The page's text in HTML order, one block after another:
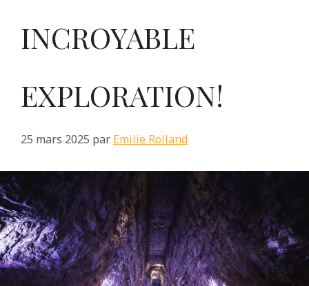
INCROYABLE
EXPLORATION!
25 mars 2025 par Emilie Rolland